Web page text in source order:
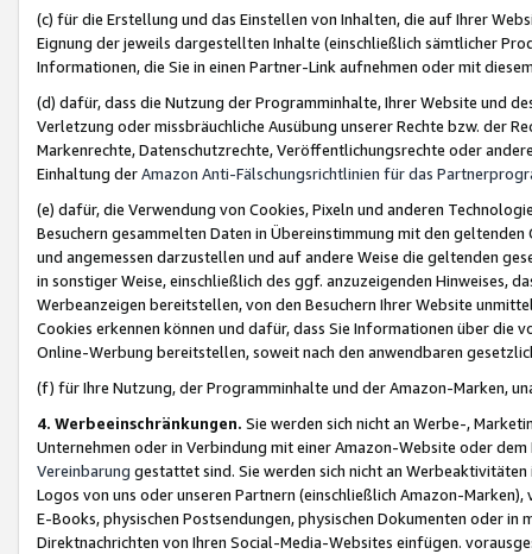
(c) für die Erstellung und das Einstellen von Inhalten, die auf Ihrer
Eignung der jeweils dargestellten Inhalte (einschließlich sämtlicher
Informationen, die Sie in einen Partner-Link aufnehmen oder mit
(d) dafür, dass die Nutzung der Programminhalte, Ihrer Website und
Verletzung oder missbräuchliche Ausübung unserer Rechte bzw. der
Markenrechte, Datenschutzrechte, Veröffentlichungsrechte oder
Einhaltung derAmazon Anti-Fälschungsrichtlinien für das
(e) dafür, die Verwendung von Cookies, Pixeln und anderen
Besuchern gesammelten Daten in Übereinstimmung mit den
und angemessen darzustellen und auf andere Weise die geltenden
in sonstiger Weise, einschließlich des ggf. anzuzeigenden Hinweises,
Werbeanzeigen bereitstellen, von den Besuchern Ihrer Website
Cookies erkennen können und dafür, dass Sie Informationen über die
Online-Werbung bereitstellen, soweit nach den anwendbaren
(f) für Ihre Nutzung, der Programminhalte und der Amazon-Marken,
4. Werbeeinschränkungen. Sie werden sich nicht an Werbe-,
Unternehmen oder in Verbindung mit einer Amazon-Website oder
Vereinbarung gestattet sind. Sie werden sich nicht an
Logos von uns oder unseren Partnern (einschließlich Amazon-
E-Books, physischen Postsendungen, physischen Dokumenten oder in
Direktnachrichten von Ihren Social-Media-Websites einfügen.